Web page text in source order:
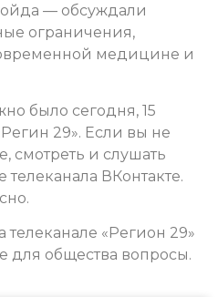
— обсуждали
ограничения,
медицине и
было сегодня, 15
29». Если вы не
смотреть и слушать
ВКонтакте.
телеканале «Регион 29»
для общества вопросы.